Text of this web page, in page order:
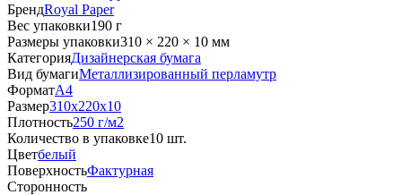
БрендRoyal Paper
Вес упаковки190 г
Размеры упаковки310 × 220 × 10 мм
КатегорияДизайнерская бумага
Вид бумагиМеталлизированный перламутр
ФорматA4
Размер310x220x10
Плотность250 г/м2
Количество в упаковке10 шт.
Цветбелый
ПоверхностьФактурная
Сторонность